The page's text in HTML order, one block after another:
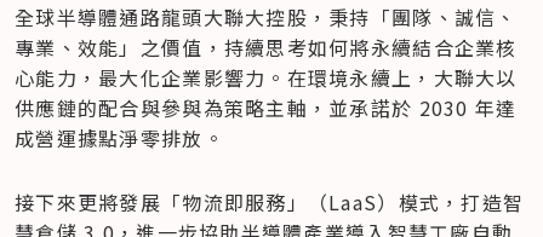
全球半導體通路龍頭大聯大控股，秉持「團隊、誠信、
專業、效能」之價值，持續思考如何將永續結合企業核
心能力，最大化企業影響力。在環境永續上，大聯大以
供應鏈的配合與參與為策略主軸，並承諾於 2030 年達
成營運據點淨零排放。
接下來更將發展「物流即服務」（LaaS）模式，打造智